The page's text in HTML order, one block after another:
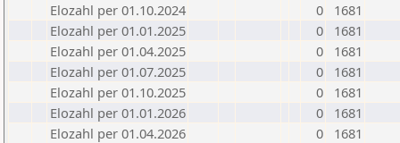
Elozahl per 01.10.2024
0
1681
Elozahl per 01.01.2025
0
1681
Elozahl per 01.04.2025
0
1681
Elozahl per 01.07.2025
0
1681
Elozahl per 01.10.2025
0
1681
Elozahl per 01.01.2026
0
1681
Elozahl per 01.04.2026
0
1681